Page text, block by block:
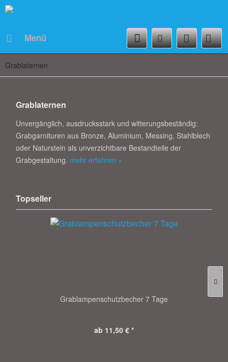
Menü
Grablaternen
Grablaternen
Unvergänglich, ausdrucksstark und witterungsbeständig:
Grabgarnituren aus Bronze, Aluminium, Messing, Stahlblech
oder Naturstein als unverzichtbare Bestandteile der
Grabgestaltung. mehr erfahren »
Topseller
Grablampenschutzbecher 7 Tage
ab 11,50 € *